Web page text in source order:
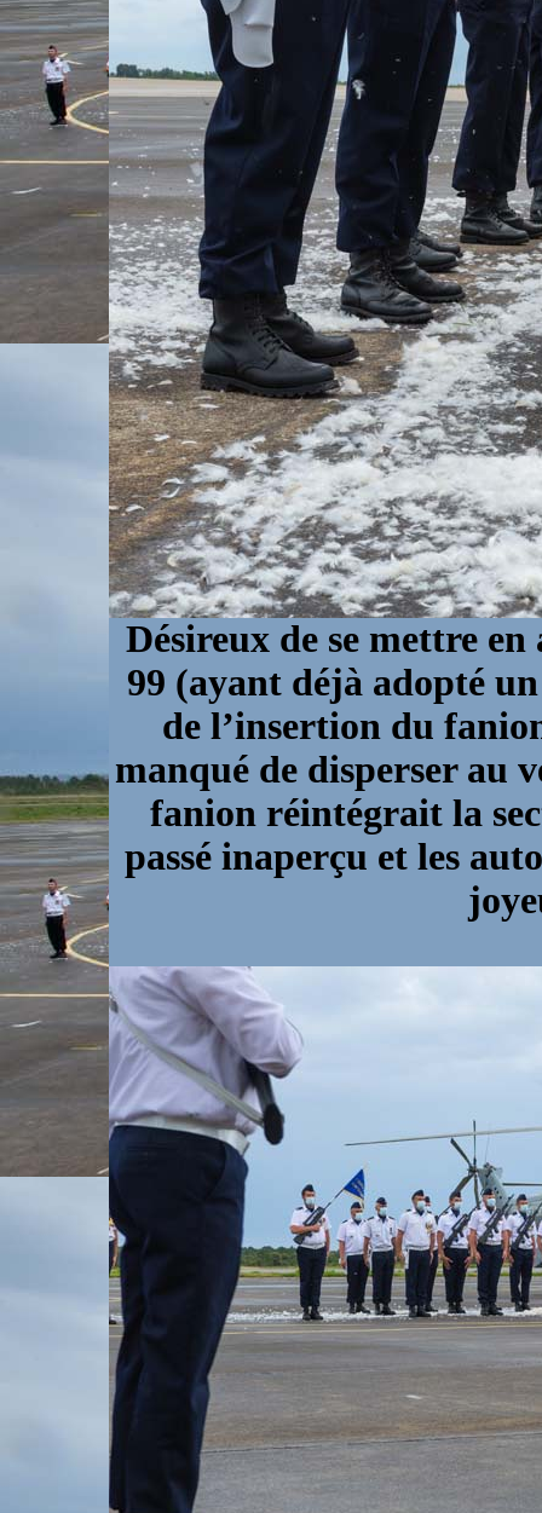
Désireux de se mettre
99 (ayant déjà adopté
de l’insertion du
manqué de disperser au
fanion réintégrait la
passé inaperçu et les